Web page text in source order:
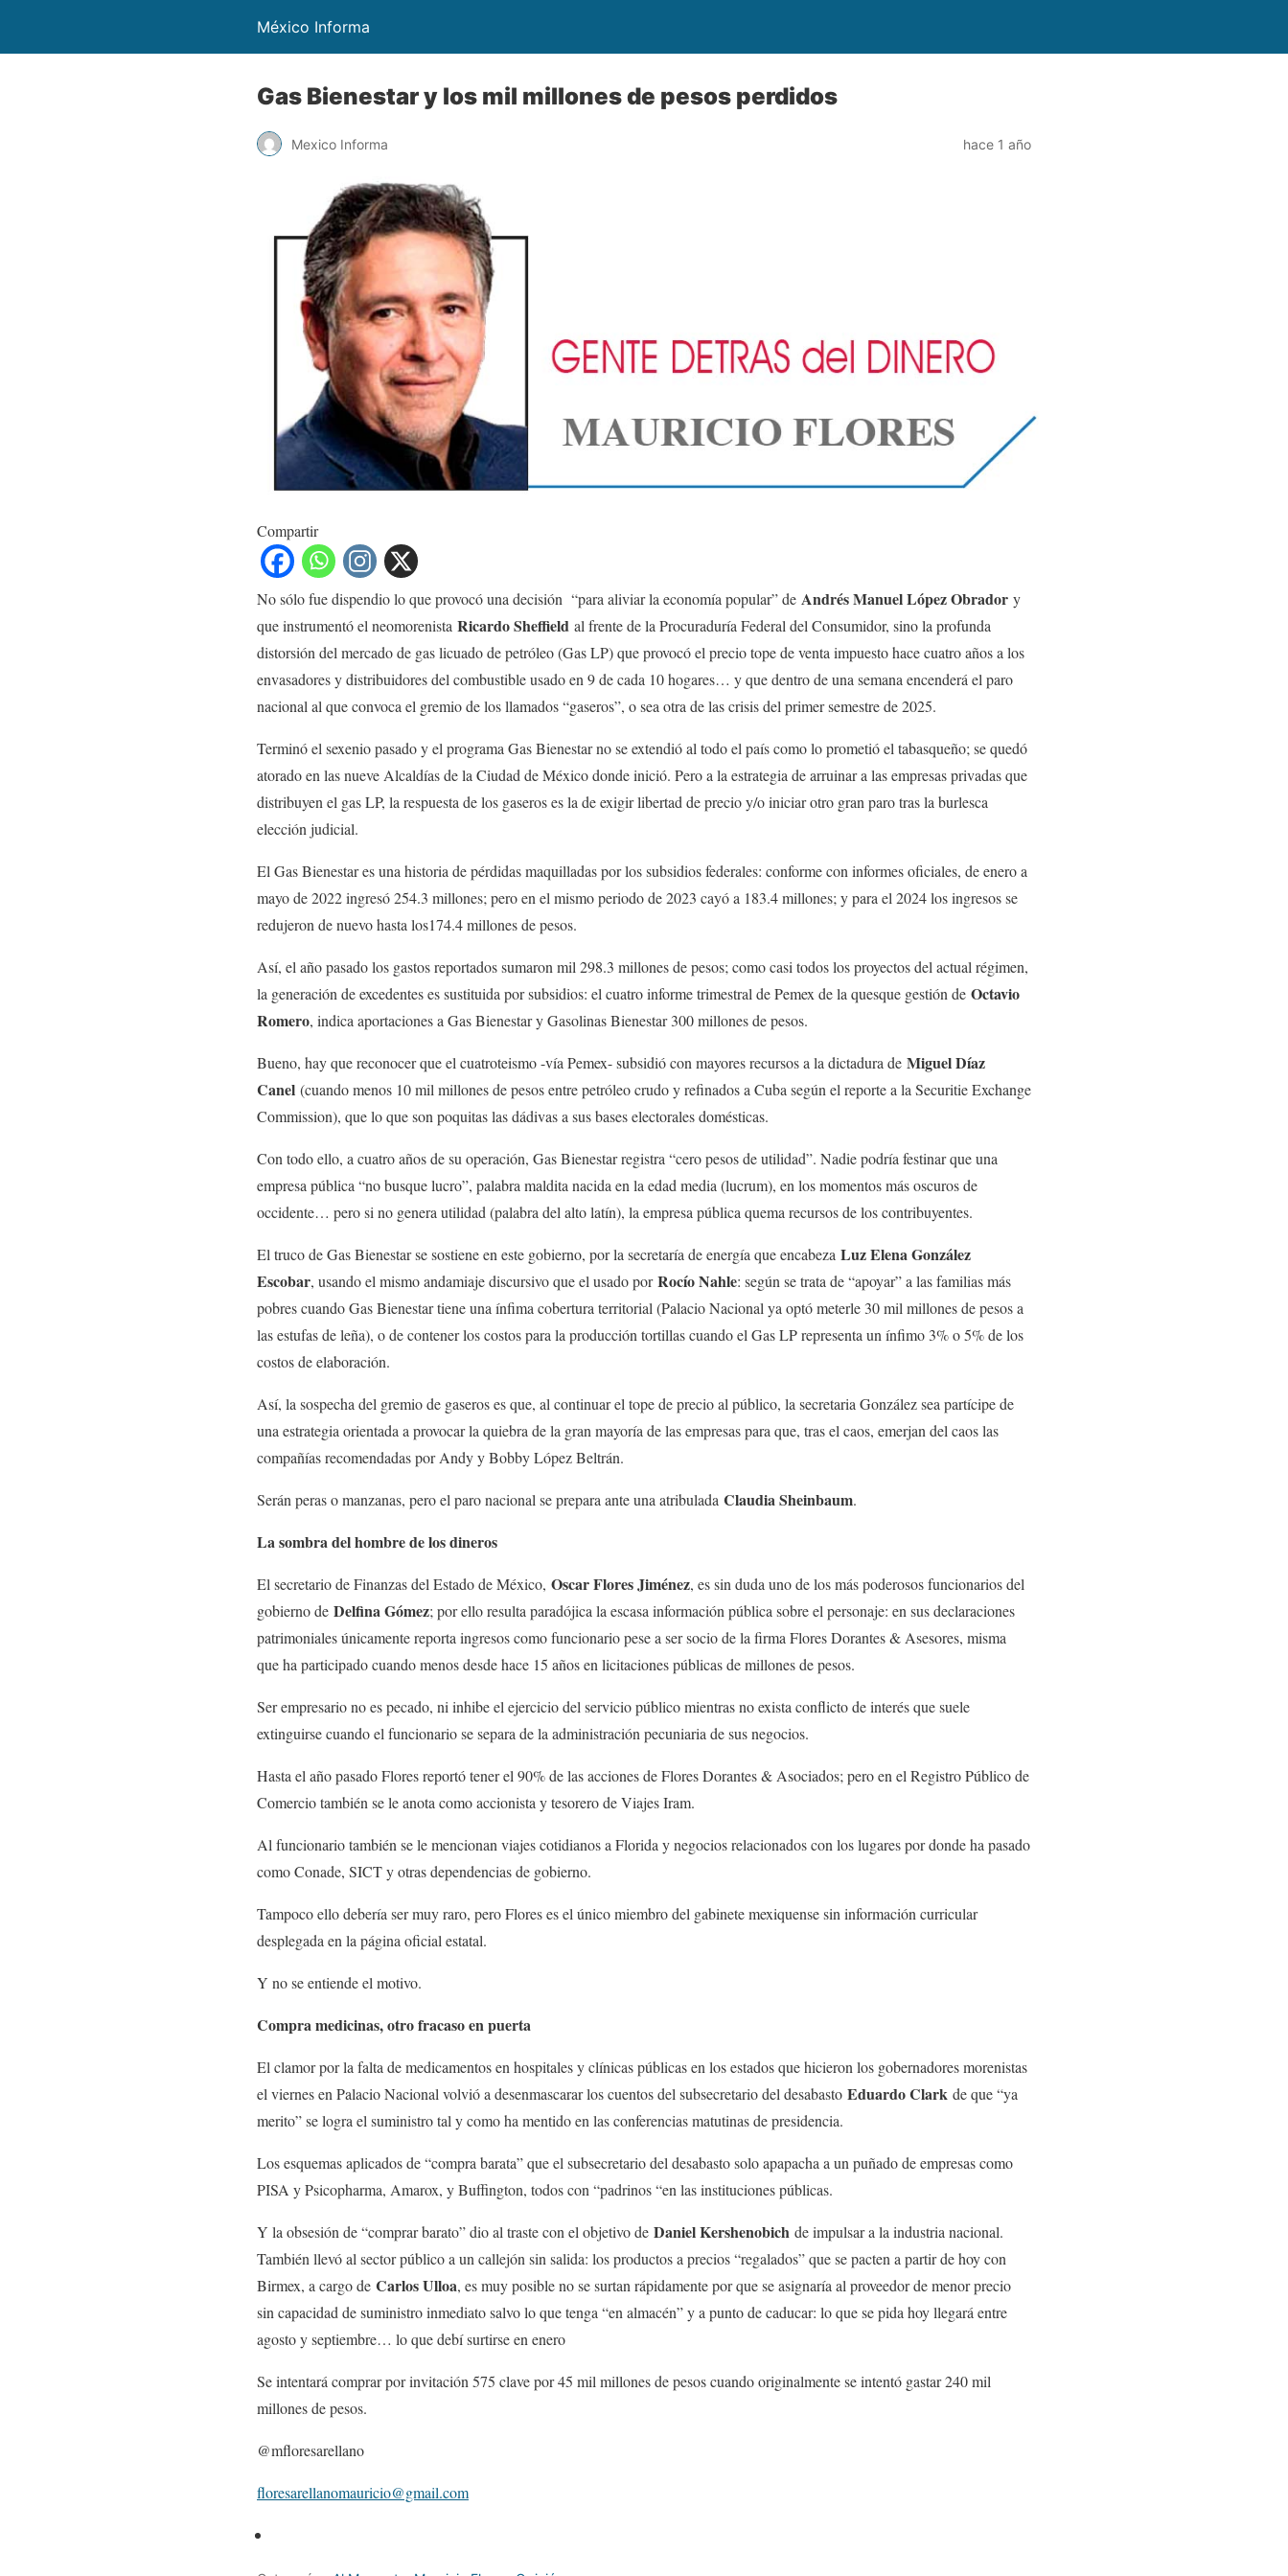
México Informa
Gas Bienestar y los mil millones de pesos perdidos
Mexico Informa hace 1 año
Compartir
No sólo fue dispendio lo que provocó una decisión “para aliviar la economía popular” de Andrés Manuel López Obrador y
que instrumentó el neomorenista Ricardo Sheffield al frente de la Procuraduría Federal del Consumidor, sino la profunda
distorsión del mercado de gas licuado de petróleo (Gas LP) que provocó el precio tope de venta impuesto hace cuatro años a los
envasadores y distribuidores del combustible usado en 9 de cada 10 hogares… y que dentro de una semana encenderá el paro
nacional al que convoca el gremio de los llamados “gaseros”, o sea otra de las crisis del primer semestre de 2025.
Terminó el sexenio pasado y el programa Gas Bienestar no se extendió al todo el país como lo prometió el tabasqueño; se quedó
atorado en las nueve Alcaldías de la Ciudad de México donde inició. Pero a la estrategia de arruinar a las empresas privadas que
distribuyen el gas LP, la respuesta de los gaseros es la de exigir libertad de precio y/o iniciar otro gran paro tras la burlesca
elección judicial.
El Gas Bienestar es una historia de pérdidas maquilladas por los subsidios federales: conforme con informes oficiales, de enero a
mayo de 2022 ingresó 254.3 millones; pero en el mismo periodo de 2023 cayó a 183.4 millones; y para el 2024 los ingresos se
redujeron de nuevo hasta los174.4 millones de pesos.
Así, el año pasado los gastos reportados sumaron mil 298.3 millones de pesos; como casi todos los proyectos del actual régimen,
la generación de excedentes es sustituida por subsidios: el cuatro informe trimestral de Pemex de la quesque gestión de Octavio
Romero, indica aportaciones a Gas Bienestar y Gasolinas Bienestar 300 millones de pesos.
Bueno, hay que reconocer que el cuatroteismo -vía Pemex- subsidió con mayores recursos a la dictadura de Miguel Díaz
Canel (cuando menos 10 mil millones de pesos entre petróleo crudo y refinados a Cuba según el reporte a la Securitie Exchange
Commission), que lo que son poquitas las dádivas a sus bases electorales domésticas.
Con todo ello, a cuatro años de su operación, Gas Bienestar registra “cero pesos de utilidad”. Nadie podría festinar que una
empresa pública “no busque lucro”, palabra maldita nacida en la edad media (lucrum), en los momentos más oscuros de
occidente… pero si no genera utilidad (palabra del alto latín), la empresa pública quema recursos de los contribuyentes.
El truco de Gas Bienestar se sostiene en este gobierno, por la secretaría de energía que encabeza Luz Elena González
Escobar, usando el mismo andamiaje discursivo que el usado porRocío Nahle: según se trata de “apoyar” a las familias más
pobres cuando Gas Bienestar tiene una ínfima cobertura territorial (Palacio Nacional ya optó meterle 30 mil millones de pesos a
las estufas de leña), o de contener los costos para la producción tortillas cuando el Gas LP representa un ínfimo 3% o 5% de los
costos de elaboración.
Así, la sospecha del gremio de gaseros es que, al continuar el tope de precio al público, la secretaria González sea partícipe de
una estrategia orientada a provocar la quiebra de la gran mayoría de las empresas para que, tras el caos, emerjan del caos las
compañías recomendadas por Andy y Bobby López Beltrán.
Serán peras o manzanas, pero el paro nacional se prepara ante una atribulada Claudia Sheinbaum.
La sombra del hombre de los dineros
El secretario de Finanzas del Estado de México, Oscar Flores Jiménez, es sin duda uno de los más poderosos funcionarios del
gobierno de Delfina Gómez; por ello resulta paradójica la escasa información pública sobre el personaje: en sus declaraciones
patrimoniales únicamente reporta ingresos como funcionario pese a ser socio de la firma Flores Dorantes & Asesores, misma
que ha participado cuando menos desde hace 15 años en licitaciones públicas de millones de pesos.
Ser empresario no es pecado, ni inhibe el ejercicio del servicio público mientras no exista conflicto de interés que suele
extinguirse cuando el funcionario se separa de la administración pecuniaria de sus negocios.
Hasta el año pasado Flores reportó tener el 90% de las acciones de Flores Dorantes & Asociados; pero en el Registro Público de
Comercio también se le anota como accionista y tesorero de Viajes Iram.
Al funcionario también se le mencionan viajes cotidianos a Florida y negocios relacionados con los lugares por donde ha pasado
como Conade, SICT y otras dependencias de gobierno.
Tampoco ello debería ser muy raro, pero Flores es el único miembro del gabinete mexiquense sin información curricular
desplegada en la página oficial estatal.
Y no se entiende el motivo.
Compra medicinas, otro fracaso en puerta
El clamor por la falta de medicamentos en hospitales y clínicas públicas en los estados que hicieron los gobernadores morenistas
el viernes en Palacio Nacional volvió a desenmascarar los cuentos del subsecretario del desabasto Eduardo Clark de que “ya
merito” se logra el suministro tal y como ha mentido en las conferencias matutinas de presidencia.
Los esquemas aplicados de “compra barata” que el subsecretario del desabasto solo apapacha a un puñado de empresas como
PISA y Psicopharma, Amarox, y Buffington, todos con “padrinos “en las instituciones públicas.
Y la obsesión de “comprar barato” dio al traste con el objetivo de Daniel Kershenobich de impulsar a la industria nacional.
También llevó al sector público a un callejón sin salida: los productos a precios “regalados” que se pacten a partir de hoy con
Birmex, a cargo de Carlos Ulloa, es muy posible no se surtan rápidamente por que se asignaría al proveedor de menor precio
sin capacidad de suministro inmediato salvo lo que tenga “en almacén” y a punto de caducar: lo que se pida hoy llegará entre
agosto y septiembre… lo que debí surtirse en enero
Se intentará comprar por invitación 575 clave por 45 mil millones de pesos cuando originalmente se intentó gastar 240 mil
millones de pesos.
@mfloresarellano
floresarellanomauricio@gmail.com